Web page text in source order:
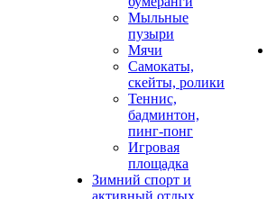
Мыльные
пузыри
Мячи
Самокаты,
скейты, ролики
Теннис,
бадминтон,
пинг-понг
Игровая
площадка
Зимний спорт и
активный отдых